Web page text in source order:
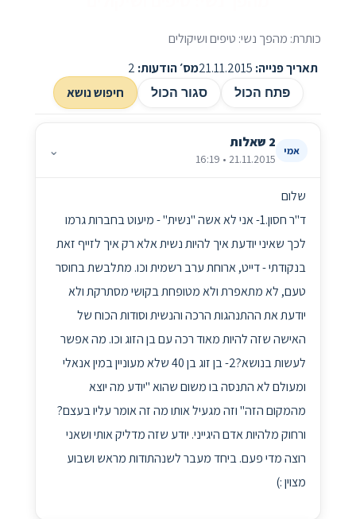
כותרת: מהפך נשי: טיפים ושיקולים
תאריך פנייה:
מס׳ הודעות:
פתח הכול סגור הכול חיפוש נושא
אמי 2 שאלות
21.11.2015 • 16:19
⌄
שלום
ד"ר חסון.1- אני לא אשה "נשית" - מיעוט בחברות גרמו
לכך שאיני יודעת איך להיות נשית אלא רק איך לזייף זאת
בנקודתי - דייט, ארוחת ערב רשמית וכו. מתלבשת בחוסר
טעם, לא מתאפרת ולא מטופחת בקושי מסתרקת ולא
יודעת את ההתנהגות הרכה והנשית וסודות הכוח של
האישה שזה להיות מאוד רכה עם בן הזוג וכו. מה אפשר
לעשות בנושא?2- בן זוג בן 40 שלא מעוניין במין אנאלי
ומעולם לא התנסה בו משום שהוא "יודע מה יוצא
מהמקום הזה" וזה מגעיל אותו מה זה אומר עליו בעצם?
ורחוק מלהיות אדם היגייני. יודע שזה מדליק אותי ושאני
רוצה מדי פעם. ביחד מעבר לשנהתודות מראש ושבוע
מצוין :)